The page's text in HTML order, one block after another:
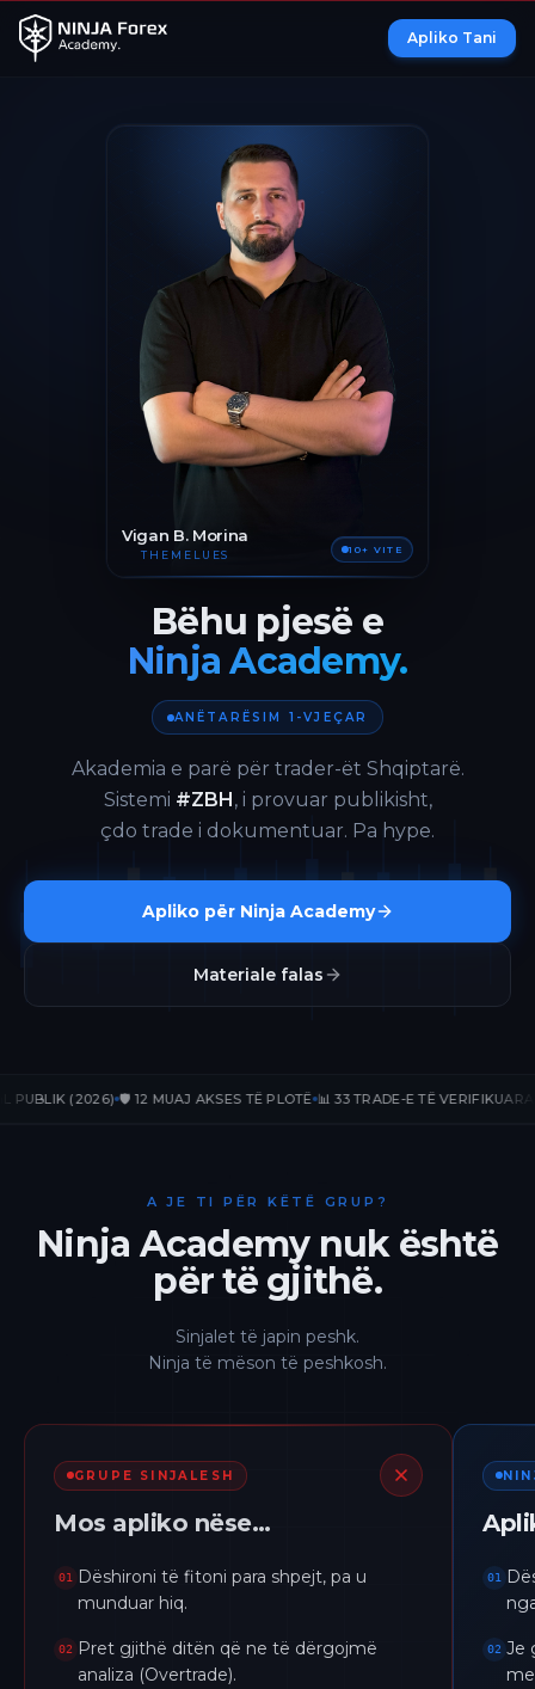
Apliko Tani
Vigan B. Morina
THEMELUES 10+ VITE
Bëhu pjesë e
Ninja Academy.
ANËTARËSIM 1-VJEÇAR
Akademia e parë për trader-ët Shqiptarë.
Sistemi #ZBH, i provuar publikisht,
çdo trade i dokumentuar. Pa hype.
Apliko për Ninja Academy
Materiale falas
(2026) 🛡️ 12 MUAJ AKSES TË PLOTË 📊 33 TRADE-E TË VERIFIKUARA 📈
A JE TI PËR KËTË GRUP?
Ninja Academy nuk është
për të gjithë.
Sinjalet të japin peshk.
Ninja të mëson të peshkosh.
GRUPE SINJALESH
Mos apliko nëse…
01
Dëshironi të fitoni para shpejt, pa u
munduar hiq.
02
Pret gjithë ditën që ne të dërgojmë
analiza (Overtrade).
01
02 Je